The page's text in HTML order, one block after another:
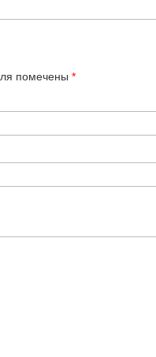
помечены *